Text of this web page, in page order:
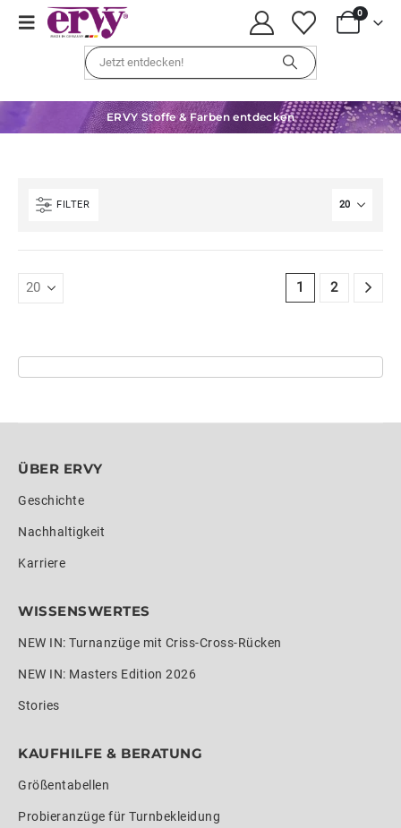
0
ERVY Stoffe & Farben entdecken
FILTER
1 2
ÜBER ERVY
Geschichte
Nachhaltigkeit
Karriere
WISSENSWERTES
NEW IN: Turnanzüge mit Criss-Cross-Rücken
NEW IN: Masters Edition 2026
Stories
KAUFHILFE & BERATUNG
Größentabellen
Probieranzüge für Turnbekleidung